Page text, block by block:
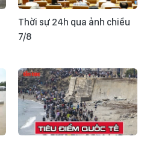
Thời sự 24h qua ảnh chiều
7/8